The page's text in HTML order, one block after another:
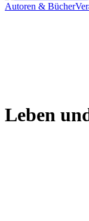
Autoren & Bücher
Leben